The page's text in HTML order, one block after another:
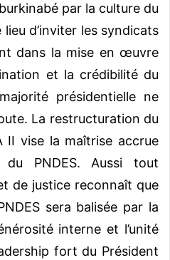
par la culture du
lieu d’inviter les syndicats
dans la mise en œuvre
et la crédibilité du
présidentielle ne
La restructuration du
II vise la maîtrise accrue
du PNDES. Aussi tout
de justice reconnaît que
sera balisée par la
interne et l’unité
fort du Président